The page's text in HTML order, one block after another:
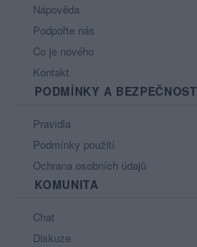
Nápověda
Podpořte nás
Co je nového
Kontakt
PODMÍNKY A BEZPEČNOST
Pravidla
Podmínky použití
Ochrana osobních údajů
KOMUNITA
Chat
Diskuze